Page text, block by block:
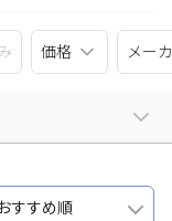
価格 メー
すすめ順